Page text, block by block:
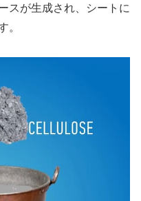
スが生成され、シートに
。